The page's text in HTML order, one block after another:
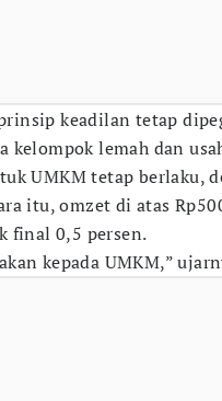
keadilan tetap
kelompok lemah dan
UMKM tetap berlaku,
itu, omzet di atas
final 0,5 persen.
kepada UMKM,”